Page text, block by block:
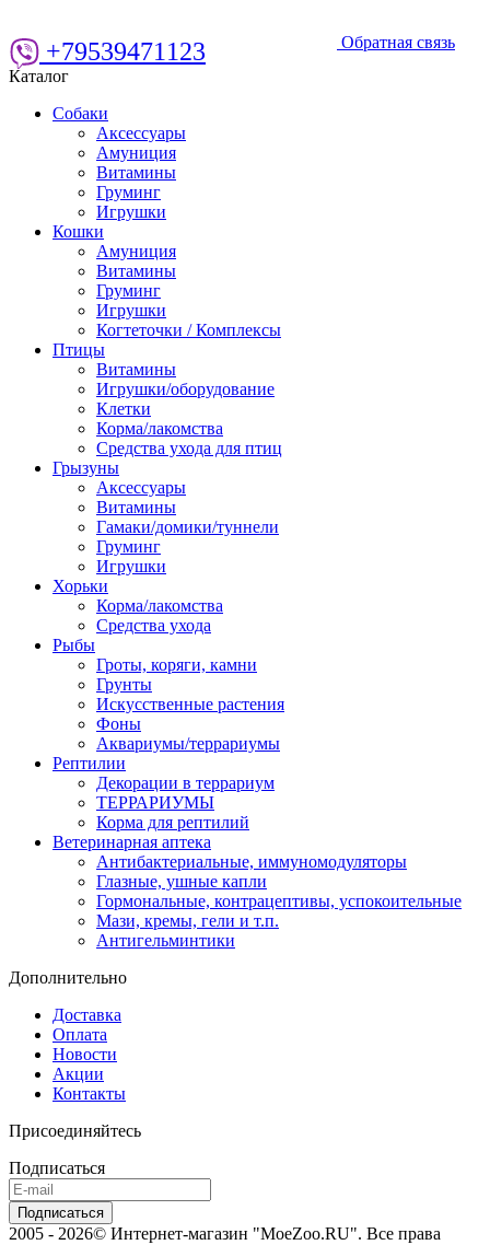
Обратная связь
+79539471123
Каталог
Собаки
Аксессуары
Амуниция
Витамины
Груминг
Игрушки
Кошки
Амуниция
Витамины
Груминг
Игрушки
Когтеточки / Комплексы
Птицы
Витамины
Игрушки/оборудование
Клетки
Корма/лакомства
Средства ухода для птиц
Грызуны
Аксессуары
Витамины
Гамаки/домики/туннели
Груминг
Игрушки
Хорьки
Корма/лакомства
Средства ухода
Рыбы
Гроты, коряги, камни
Грунты
Искусственные растения
Фоны
Аквариумы/террариумы
Рептилии
Декорации в террариум
ТЕРРАРИУМЫ
Корма для рептилий
Ветеринарная аптека
Антибактериальные, иммуномодуляторы
Глазные, ушные капли
Гормональные, контрацептивы, успокоительные
Мази, кремы, гели и т.п.
Антигельминтики
Дополнительно
Доставка
Оплата
Новости
Акции
Контакты
Присоединяйтесь
Подписаться
2005 - 2026© Интернет-магазин "MoeZoo.RU". Все права